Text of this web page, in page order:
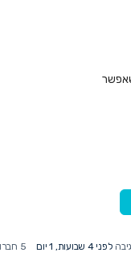
לפני 4 שבועות, 1 יום 5 חברות